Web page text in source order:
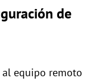
de
equipo remoto